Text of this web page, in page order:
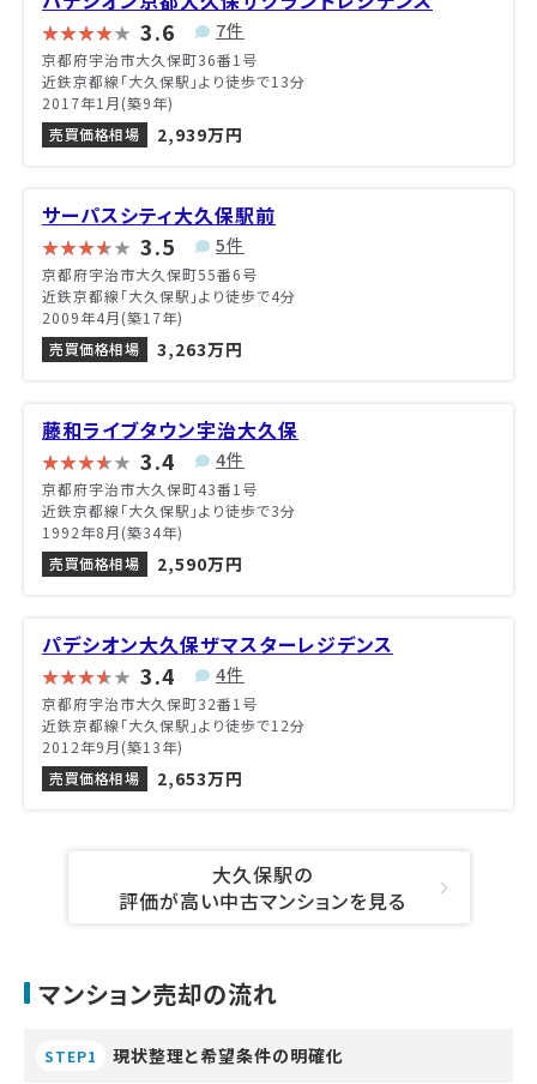
3.6 7件
京都府宇治市大久保町36番1号
近鉄京都線「大久保駅」より徒歩で13分
2017年1月(築9年)
売買価格相場
2,939万円
サーパスシティ大久保駅前
3.5 5件
京都府宇治市大久保町55番6号
近鉄京都線「大久保駅」より徒歩で4分
2009年4月(築17年)
売買価格相場
3,263万円
藤和ライブタウン宇治大久保
3.4 4件
京都府宇治市大久保町43番1号
近鉄京都線「大久保駅」より徒歩で3分
1992年8月(築34年)
売買価格相場
2,590万円
パデシオン大久保ザマスターレジデンス
3.4 4件
京都府宇治市大久保町32番1号
近鉄京都線「大久保駅」より徒歩で12分
2012年9月(築13年)
売買価格相場
2,653万円
大久保駅の
評価が高い中古マンションを見る
マンション売却の流れ
STEP1 現状整理と希望条件の明確化